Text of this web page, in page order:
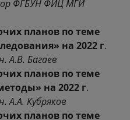
ФГБУН ФИЦ МГИ
планов по теме
на 2022 г.
А.В. Багаев
планов по теме
на 2022 г.
А.А. Кубряков
планов по теме